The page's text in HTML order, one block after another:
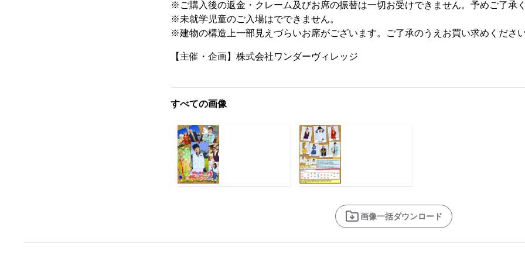
※ご購⼊後の返⾦・クレーム及びお席の振替は⼀切お受けできません。予めご了承く
※未就学児童のご入場はでできません。
※建物の構造上一部見えづらいお席がございます。ご了承のうえお買い求めください
【主催・企画】株式会社ワンダーヴィレッジ
すべての画像
画像一括ダウンロード